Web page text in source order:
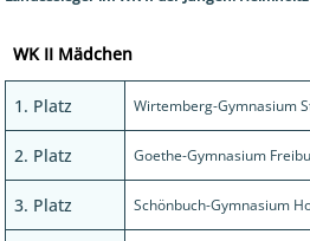
WK II Mädchen
1. Platz Wirtemberg-Gymnasium
2. Platz Goethe-Gymnasium
3. Platz Schönbuch-Gymnasium